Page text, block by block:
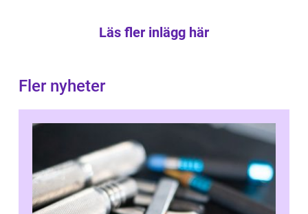
Läs fler inlägg här
Fler nyheter